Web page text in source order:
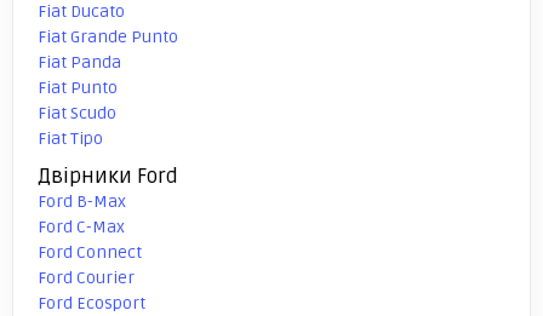
Fiat Ducato
Fiat Grande Punto
Fiat Panda
Fiat Punto
Fiat Scudo
Fiat Tipo
Двірники Ford
Ford B-Max
Ford C-Max
Ford Connect
Ford Courier
Ford Ecosport